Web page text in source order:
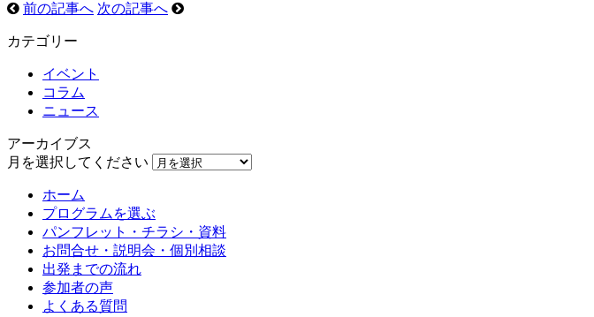
前の記事へ 次の記事へ
カテゴリー
イベント
コラム
ニュース
アーカイブス
月を選択してください
ホーム
プログラムを選ぶ
パンフレット・チラシ・資料
お問合せ・説明会・個別相談
出発までの流れ
参加者の声
よくある質問